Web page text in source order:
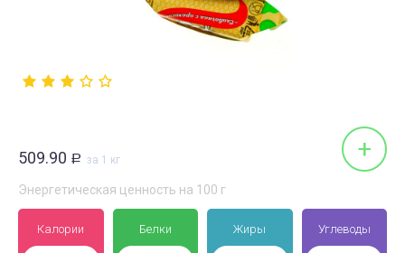
509.90 Р за 1 кг +
Энергетическая ценность на 100 г
Калории Белки Жиры Углеводы